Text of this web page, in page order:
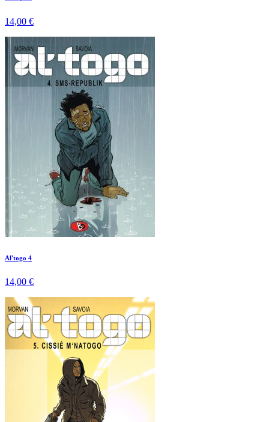
14,00 €
Al'togo 4
14,00 €